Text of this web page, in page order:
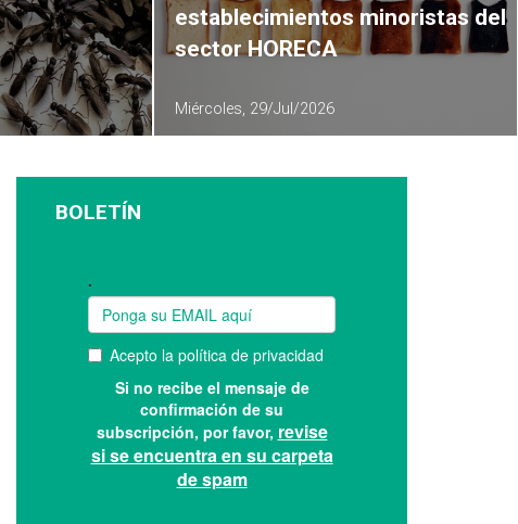
establecimientos minoristas del
sector HORECA
Miércoles, 29/Jul/2026
BOLETÍN